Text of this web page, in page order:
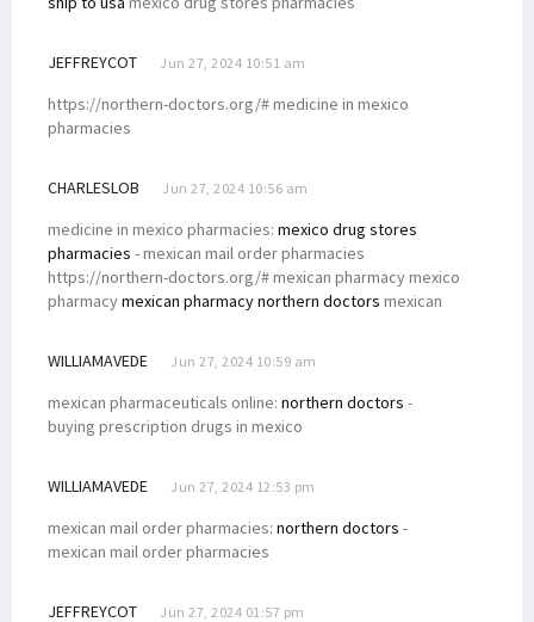
JEFFREYCOT Jun 27, 2024 10:51 am
https://northern-doctors.org/# medicine in mexico
pharmacies
CHARLESLOB Jun 27, 2024 10:56 am
medicine in mexico pharmacies: mexico drug stores
pharmacies - mexican mail order pharmacies
https://northern-doctors.org/# mexican pharmacy mexico
pharmacymexican pharmacy northern doctors mexican
WILLIAMAVEDE Jun 27, 2024 10:59 am
mexican pharmaceuticals online: northern doctors -
buying prescription drugs in mexico
WILLIAMAVEDE Jun 27, 2024 12:53 pm
mexican mail order pharmacies: northern doctors -
mexican mail order pharmacies
JEFFREYCOT Jun 27, 2024 01:57 pm